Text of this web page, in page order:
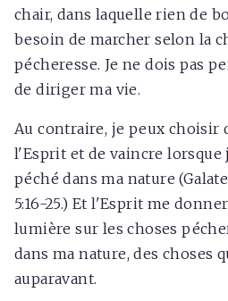
chair, dans laquelle rien de
besoin de marcher selon la
pécheresse. Je ne dois pas
de diriger ma vie.
Au contraire, je peux choisir
l'Esprit et de vaincre lorsque
péché dans ma nature
5:16-25.) Et l'Esprit me
lumière sur les choses
dans ma nature, des choses
auparavant.